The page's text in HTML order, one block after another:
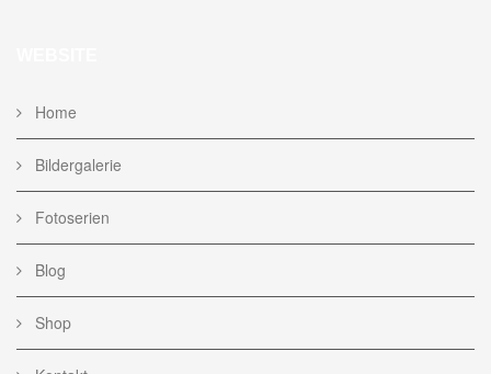
Home
Bildergalerie
Fotoserien
Blog
Shop